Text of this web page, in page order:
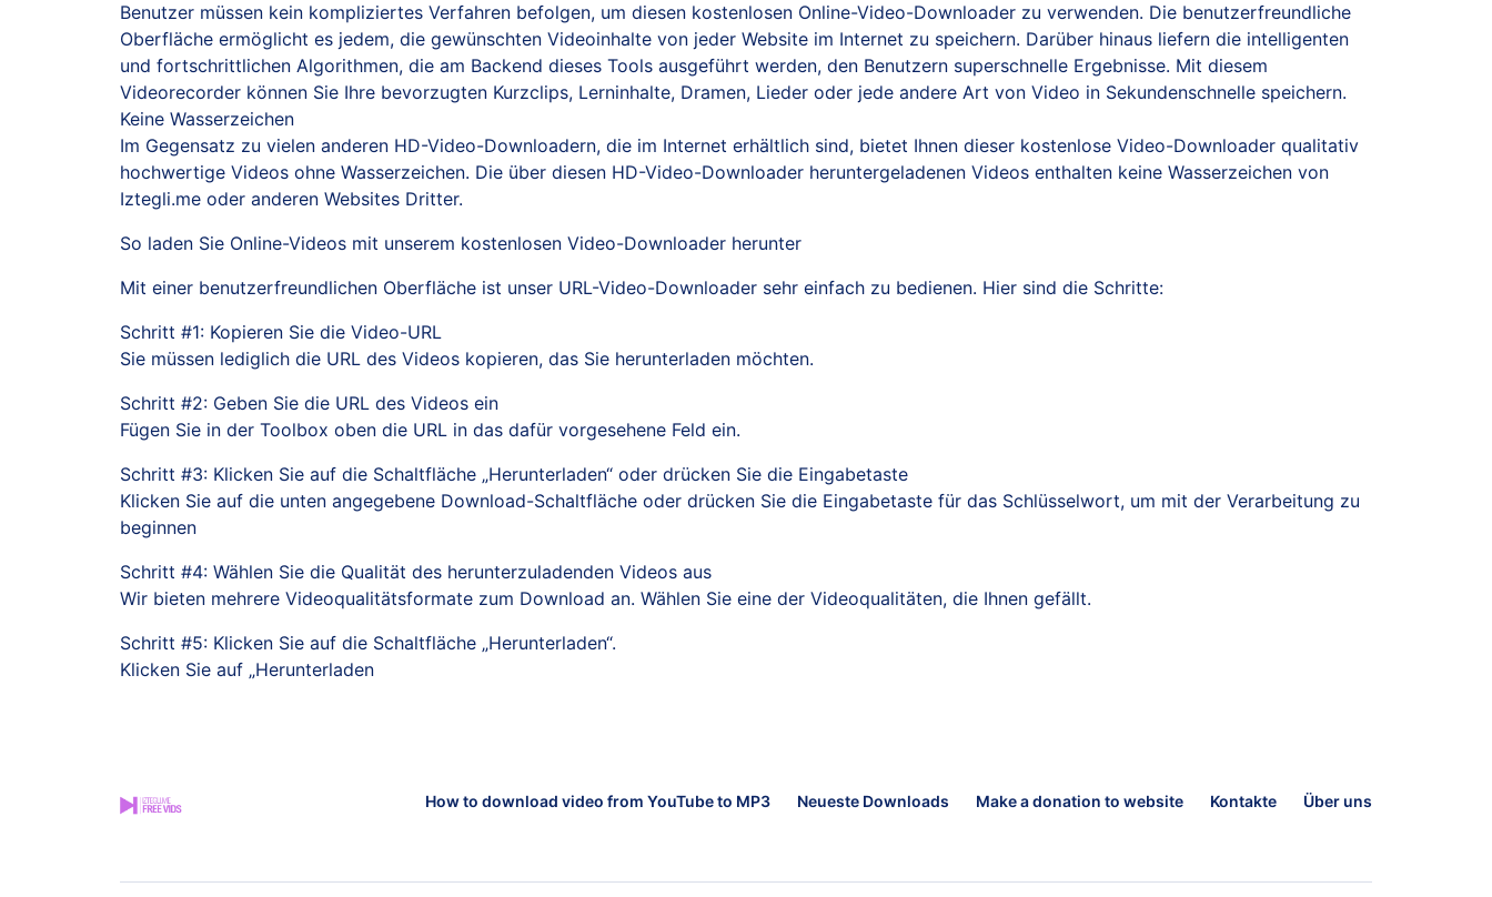
Benutzer müssen kein kompliziertes Verfahren befolgen, um diesen kostenlosen Online-Video-Downloader zu verwenden. Die benutzerfreundliche
Oberfläche ermöglicht es jedem, die gewünschten Videoinhalte von jeder Website im Internet zu speichern. Darüber hinaus liefern die intelligenten
und fortschrittlichen Algorithmen, die am Backend dieses Tools ausgeführt werden, den Benutzern superschnelle Ergebnisse. Mit diesem
Videorecorder können Sie Ihre bevorzugten Kurzclips, Lerninhalte, Dramen, Lieder oder jede andere Art von Video in Sekundenschnelle speichern.
Keine Wasserzeichen
Im Gegensatz zu vielen anderen HD-Video-Downloadern, die im Internet erhältlich sind, bietet Ihnen dieser kostenlose Video-Downloader qualitativ
hochwertige Videos ohne Wasserzeichen. Die über diesen HD-Video-Downloader heruntergeladenen Videos enthalten keine Wasserzeichen von
Iztegli.me oder anderen Websites Dritter.
So laden Sie Online-Videos mit unserem kostenlosen Video-Downloader herunter
Mit einer benutzerfreundlichen Oberfläche ist unser URL-Video-Downloader sehr einfach zu bedienen. Hier sind die Schritte:
Schritt #1: Kopieren Sie die Video-URL
Sie müssen lediglich die URL des Videos kopieren, das Sie herunterladen möchten.
Schritt #2: Geben Sie die URL des Videos ein
Fügen Sie in der Toolbox oben die URL in das dafür vorgesehene Feld ein.
Schritt #3: Klicken Sie auf die Schaltfläche „Herunterladen“ oder drücken Sie die Eingabetaste
Klicken Sie auf die unten angegebene Download-Schaltfläche oder drücken Sie die Eingabetaste für das Schlüsselwort, um mit der Verarbeitung zu
beginnen
Schritt #4: Wählen Sie die Qualität des herunterzuladenden Videos aus
Wir bieten mehrere Videoqualitätsformate zum Download an. Wählen Sie eine der Videoqualitäten, die Ihnen gefällt.
Schritt #5: Klicken Sie auf die Schaltfläche „Herunterladen“.
Klicken Sie auf „Herunterladen
How to download video from YouTube to MP3 Neueste Downloads Make a donation to website Kontakte Über uns